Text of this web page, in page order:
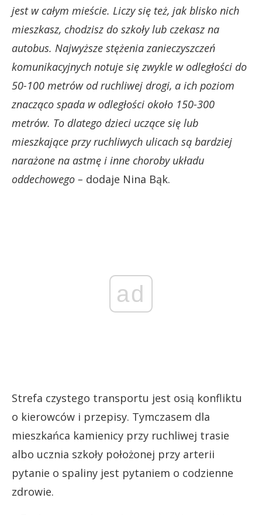
jest w całym mieście. Liczy się też, jak blisko nich
mieszkasz, chodzisz do szkoły lub czekasz na
autobus. Najwyższe stężenia zanieczyszczeń
komunikacyjnych notuje się zwykle w odległości do
50-100 metrów od ruchliwej drogi, a ich poziom
znacząco spada w odległości około 150-300
metrów. To dlatego dzieci uczące się lub
mieszkające przy ruchliwych ulicach są bardziej
narażone na astmę i inne choroby układu
oddechowego – dodaje Nina Bąk.
ad
Strefa czystego transportu jest osią konfliktu
o kierowców i przepisy. Tymczasem dla
mieszkańca kamienicy przy ruchliwej trasie
albo ucznia szkoły położonej przy arterii
pytanie o spaliny jest pytaniem o codzienne
zdrowie.